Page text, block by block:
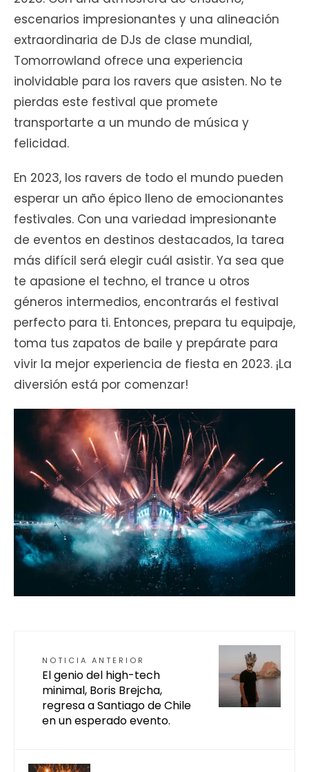
escenarios impresionantes y una alineación
extraordinaria de DJs de clase mundial,
Tomorrowland ofrece una experiencia
inolvidable para los ravers que asisten. No te
pierdas este festival que promete
transportarte a un mundo de música y
felicidad.
En 2023, los ravers de todo el mundo pueden
esperar un año épico lleno de emocionantes
festivales. Con una variedad impresionante
de eventos en destinos destacados, la tarea
más difícil será elegir cuál asistir. Ya sea que
te apasione el techno, el trance u otros
géneros intermedios, encontrarás el festival
perfecto para ti. Entonces, prepara tu equipaje,
toma tus zapatos de baile y prepárate para
vivir la mejor experiencia de fiesta en 2023. ¡La
diversión está por comenzar!
NOTICIA ANTERIOR
El genio del high-tech
minimal, Boris Brejcha,
regresa a Santiago de Chile
en un esperado evento.